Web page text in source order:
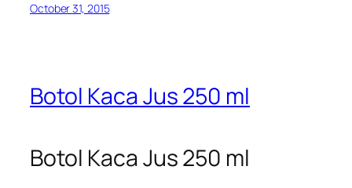
October 31, 2015
Botol Kaca Jus 250 ml
Botol Kaca Jus 250 ml